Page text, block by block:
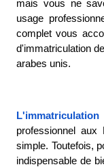
mais vous ne
usage
complet vous
d'immatriculation
arabes unis.
professionnel
simple. Toutefois,
indispensable de